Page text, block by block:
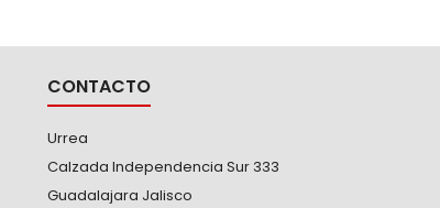
CONTACTO
Urrea
Calzada Independencia Sur 333
Guadalajara Jalisco